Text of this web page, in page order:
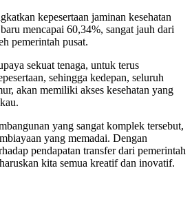
kepesertaan jaminan kesehatan
mencapai 60,34%, sangat jauh dari
pemerintah pusat.
sekuat tenaga, untuk terus
sehingga kedepan, seluruh
akan memiliki akses kesehatan yang
yang sangat komplek tersebut,
yang memadai. Dengan
pendapatan transfer dari pemerintah
kita semua kreatif dan inovatif.